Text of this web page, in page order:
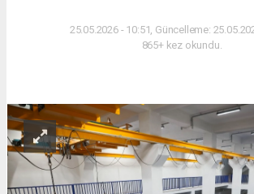
25.05.2026 - 10:51, Güncelleme:
865+ kez okundu.